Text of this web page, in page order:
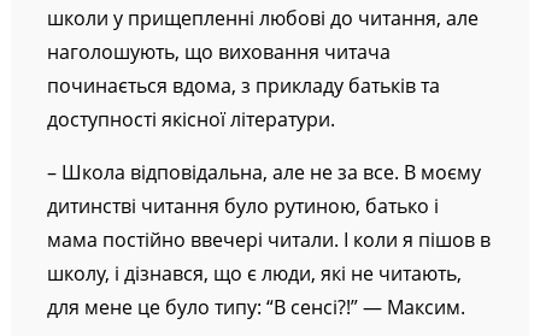
школи у прищепленні любові до читання, але
наголошують, що виховання читача
починається вдома, з прикладу батьків та
доступності якісної літератури.
– Школа відповідальна, але не за все. В моєму
дитинстві читання було рутиною, батько і
мама постійно ввечері читали. І коли я пішов в
школу, і дізнався, що є люди, які не читають,
для мене це було типу: “В сенсі?!” — Максим.